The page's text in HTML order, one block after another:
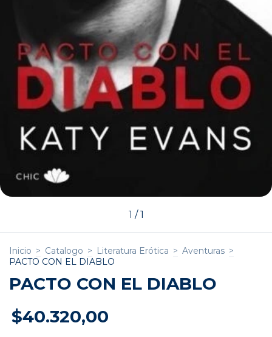
1 /1
Inicio > Catalogo > Literatura Erótica > Aventuras >
PACTO CON EL DIABLO
PACTO CON EL DIABLO
$40.320,00